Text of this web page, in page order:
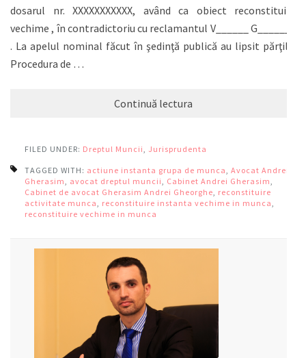
dosarul nr. XXXXXXXXXXX, având ca obiect reconstituire
vechime , în contradictoriu cu reclamantul V______ G_______
. La apelul nominal făcut în şedinţă publică au lipsit părţile.
Procedura de …
Continuă lectura
FILED UNDER: Dreptul Muncii, Jurisprudenta
TAGGED WITH: actiune instanta grupa de munca, Avocat Andrei
Gherasim, avocat dreptul muncii, Cabinet Andrei Gherasim,
Cabinet de avocat Gherasim Andrei Gheorghe, reconstituire
activitate munca, reconstituire instanta vechime in munca,
reconstituire vechime in munca